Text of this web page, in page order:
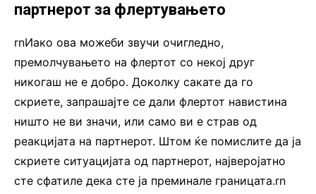
партнерот за флертувањето
rnИако ова можеби звучи очигледно,
премолчувањето на флертот со некој друг
никогаш не е добро. Доколку сакате да го
скриете, запрашајте се дали флертот навистина
ништо не ви значи, или само ви е страв од
реакцијата на партнерот. Штом ќе помислите да ја
скриете ситуацијата од партнерот, најверојатно
сте сфатиле дека сте ја преминале границата.rn